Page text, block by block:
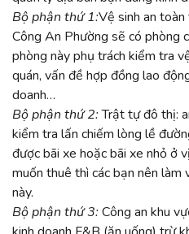
Bộ phận thứ 1:Vệ sinh an
Công An Phường sẽ có phòng
phòng này phụ trách kiểm tra
quán, vấn đề hợp đồng lao
doanh…
Bộ phận thứ 2:Trật tự đô thị:
kiểm tra lấn chiếm lòng lề
được bãi xe hoặc bãi xe nhỏ ở
muốn thuê thì các bạn nên làm
này.
Bộ phận thứ 3: Công an khu